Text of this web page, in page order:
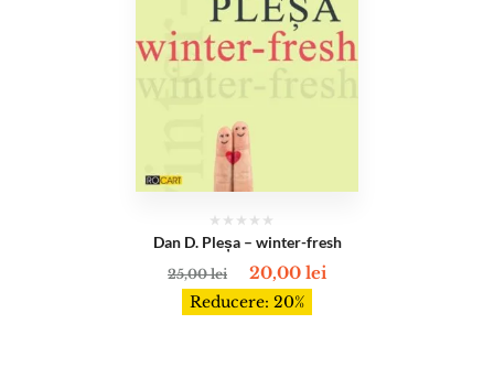
Dan D. Pleșa – winter-fresh
25,00lei 20,00 lei
Reducere: 20%